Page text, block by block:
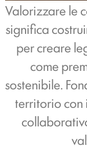
Valorizzare le
significa
per creare
come
sostenibile.
territorio